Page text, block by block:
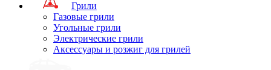
Грили
Газовые грили
Угольные грили
Электрические грили
Аксессуары и розжиг для грилей